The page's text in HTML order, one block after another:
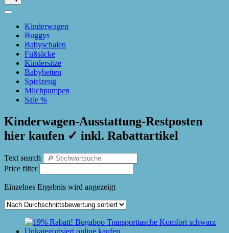
Kinderwagen
Buggys
Babyschalen
Fußsäcke
Kindersitze
Babybetten
Spielzeug
Milchpumpen
Sale %
Kinderwagen-Ausstattung-Restposten
hier kaufen ✓ inkl. Rabattartikel
Text search
Price filter
Einzelnes Ergebnis wird angezeigt